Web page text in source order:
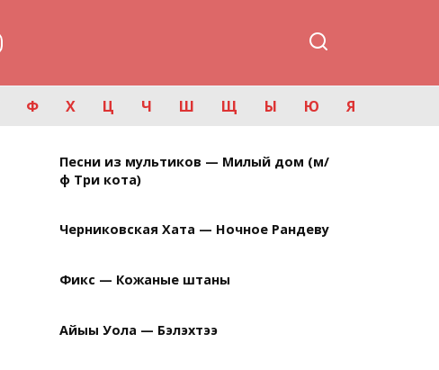
Ф Х Ц Ч Ш Щ Ы Ю Я
Песни из мультиков — Милый дом (м/
ф Три кота)
Черниковская Хата — Ночное Рандеву
Фикс — Кожаные штаны
Айыы Уола — Бэлэхтээ